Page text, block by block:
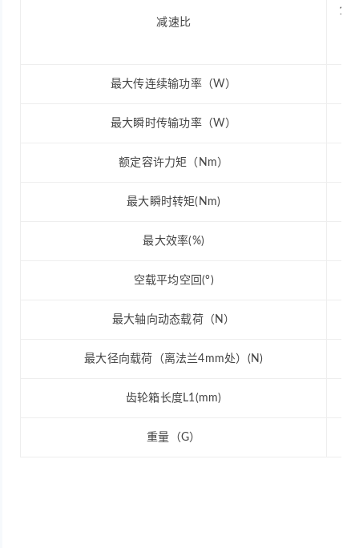
减速比
13
最大传连续输功率（W）
最大瞬时传输功率（W）
额定容许力矩（Nm）
最大瞬时转矩(Nm)
最大效率(%)
空载平均空回(°)
最大轴向动态载荷（N）
最大径向载荷（离法兰4mm处）(N)
齿轮箱长度L1(mm)
重量（G）